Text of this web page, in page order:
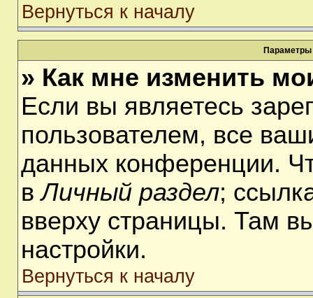
Вернуться к началу
Параметры
» Как мне изменить
Если вы являетесь
пользователем, все
данных конференции.
вЛичный раздел;
вверху страницы. Там
настройки.
Вернуться к началу